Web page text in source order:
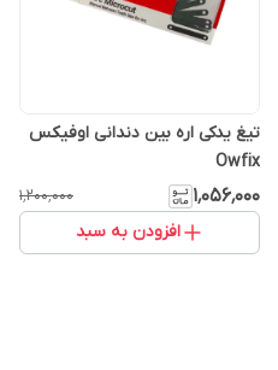
تیغ یدکی اره بین دندانی اوفیکس
Owfix
۱٬۰۵۶٬۰۰۰ ۱٬۲۰۰٬۰۰۰
افزودن به سبد